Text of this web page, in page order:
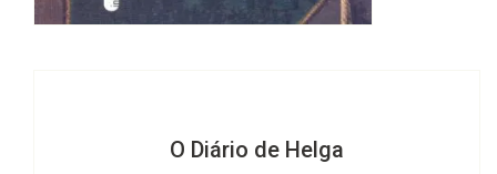
O Diário de Helga